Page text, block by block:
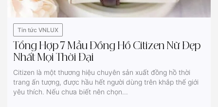
Tin tức VNLUX
Tổng Hợp 7 Mẫu Đồng Hồ Citizen Nữ Đẹp
Nhất Mọi Thời Đại
Citizen là một thương hiệu chuyên sản xuất đồng hồ thời
trang ấn tượng, được hầu hết người dùng trên khắp thế giới
yêu thích. Nếu chưa biết nên chọn...